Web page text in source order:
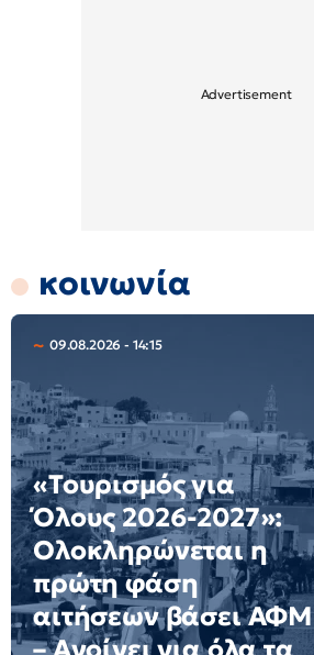
κοινωνία
09.08.2026 - 14:15
«Τουρισμός για
Όλους 2026-2027»:
Ολοκληρώνεται η
πρώτη φάση
αιτήσεων βάσει ΑΦΜ